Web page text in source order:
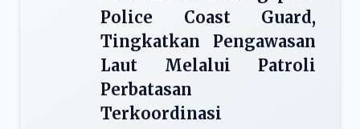
Police Coast Guard,
Tingkatkan Pengawasan
Laut Melalui Patroli
Perbatasan
Terkoordinasi